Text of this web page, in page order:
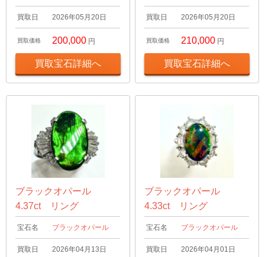
買取日 2026年05月20日
買取価格 200,000 円
買取宝石詳細へ
買取日 2026年05月20日
買取価格 210,000 円
買取宝石詳細へ
ブラックオパール
4.37ct リング
宝石名 ブラックオパール
買取日 2026年04月13日
ブラックオパール
4.33ct リング
宝石名 ブラックオパール
買取日 2026年04月01日